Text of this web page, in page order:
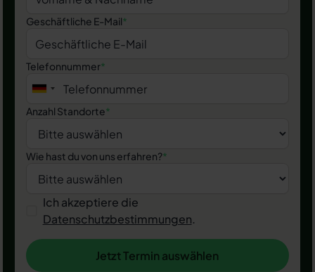
Geschäftliche E-Mail*
Telefonnummer*
Anzahl Standorte*
Wie hast du von uns erfahren?*
Ich akzeptiere die
Datenschutzbestimmungen.
Jetzt Termin auswählen
Jetzt Termin auswählen